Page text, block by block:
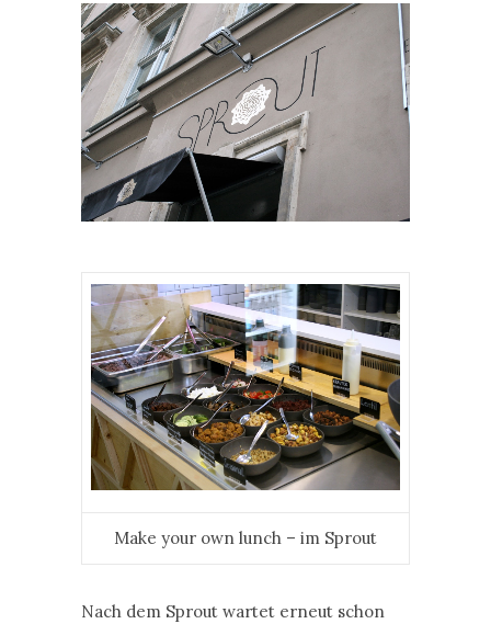
Make your own lunch – im Sprout
Nach dem Sprout wartet erneut schon